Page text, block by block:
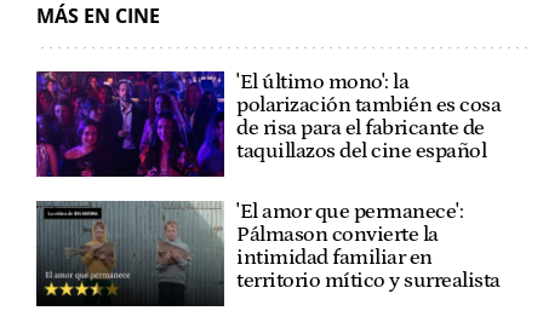
MÁS EN CINE
'El último mono': la
polarización también es cosa
de risa para el fabricante de
taquillazos del cine español
'El amor que permanece':
Pálmason convierte la
intimidad familiar en
territorio mítico y surrealista